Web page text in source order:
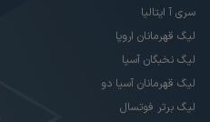
سری آ ایتالیا
لیگ قهرمانان اروپا
لیگ نخبگان آسیا
لیگ قهرمانان آسیا دو
لیگ برتر فوتسال